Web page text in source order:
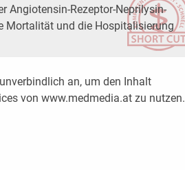
Angiotensin-Rezeptor-Neprilysin-
Mortalität und die Hospitalisierung
an, um den Inhalt
von www.medmedia.at zu nutzen.